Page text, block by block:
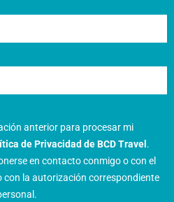
anterior para procesar mi
de Privacidad de BCD Travel .
en contacto conmigo o con el
con la autorización correspondiente